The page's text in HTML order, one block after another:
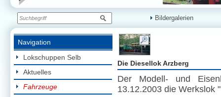
Bildergalerien
Navigation
Lokschuppen Selb
Aktuelles
Fahrzeuge
Die Diesellok Arzberg
Der Modell- und
13.12.2003 die Werkslok